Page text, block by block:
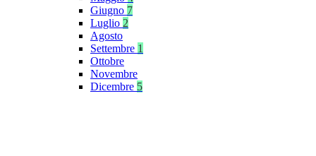
Giugno 7
Luglio 2
Agosto
Settembre 1
Ottobre
Novembre
Dicembre 5